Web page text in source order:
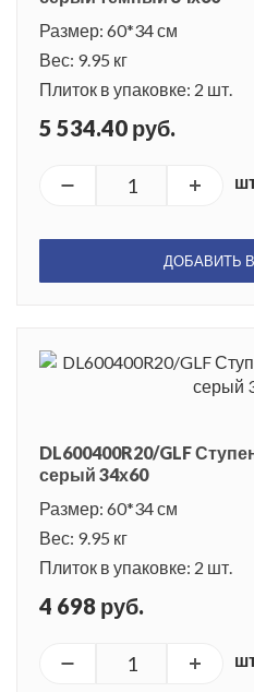
Размер: 60*34 см
Вес: 9.95 кг
Плиток в упаковке: 2 шт.
5 534.40 руб.
ДОБАВИТЬ
DL600400R20/GLF
серый 34х60
Размер: 60*34 см
Вес: 9.95 кг
Плиток в упаковке: 2 шт.
4 698 руб.